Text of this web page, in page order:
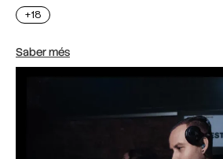
+18
Saber més